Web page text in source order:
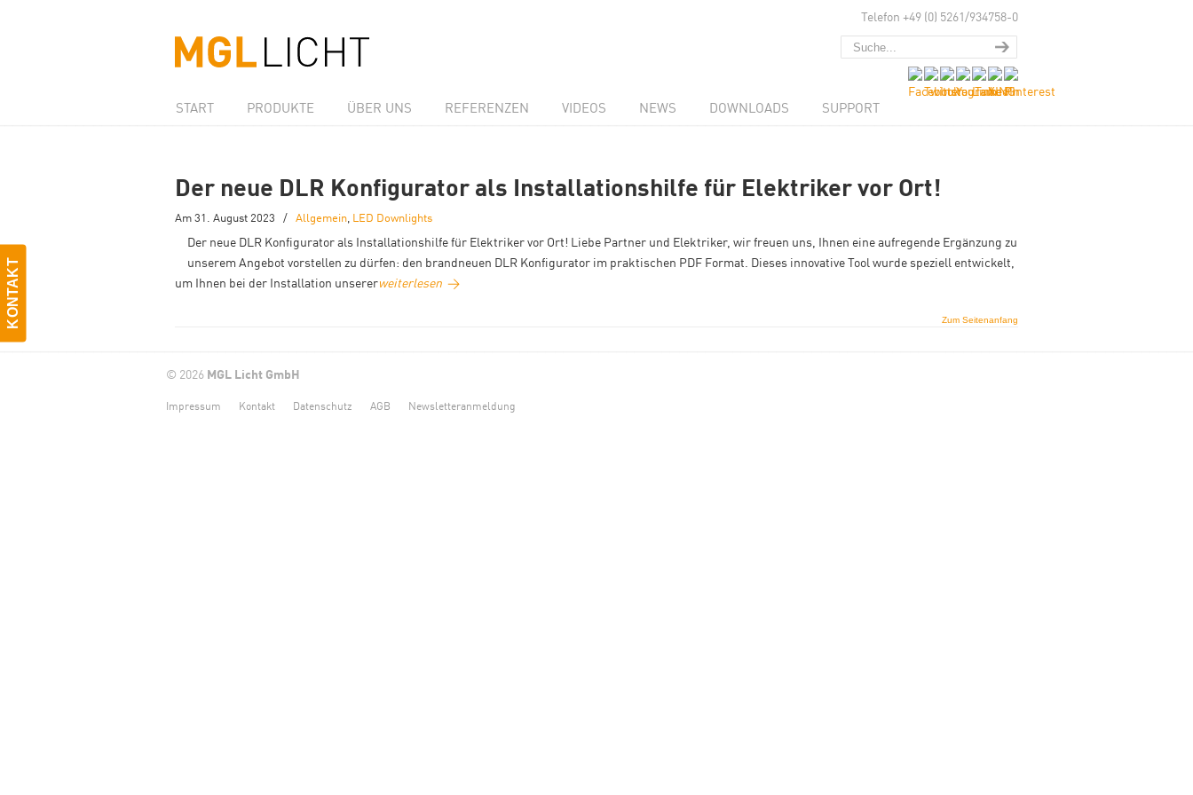
KONTAKT
Telefon +49 (0) 5261/934758-0
START PRODUKTE ÜBER UNS REFERENZEN VIDEOS NEWS DOWNLOADS SUPPORT
Der neue DLR Konfigurator als Installationshilfe für Elektriker vor Ort!
Am 31. August 2023 / Allgemein, LED Downlights
Der neue DLR Konfigurator als Installationshilfe für Elektriker vor Ort! Liebe Partner und Elektriker, wir freuen uns, Ihnen eine aufregende Ergänzung zu
unserem Angebot vorstellen zu dürfen: den brandneuen DLR Konfigurator im praktischen PDF Format. Dieses innovative Tool wurde speziell entwickelt,
um Ihnen bei der Installation unsererweiterlesen →
Zum Seitenanfang
© 2026 MGL Licht GmbH
Impressum Kontakt Datenschutz AGB Newsletteranmeldung